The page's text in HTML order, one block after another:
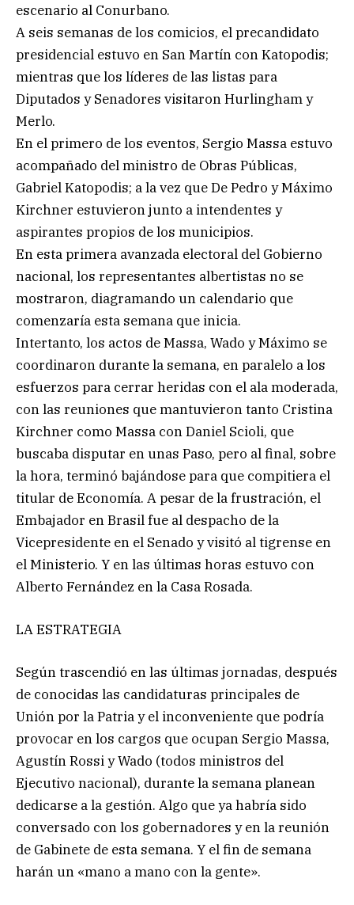
escenario al Conurbano.
A seis semanas de los comicios, el precandidato
presidencial estuvo en San Martín con Katopodis;
mientras que los líderes de las listas para
Diputados y Senadores visitaron Hurlingham y
Merlo.
En el primero de los eventos, Sergio Massa estuvo
acompañado del ministro de Obras Públicas,
Gabriel Katopodis; a la vez que De Pedro y Máximo
Kirchner estuvieron junto a intendentes y
aspirantes propios de los municipios.
En esta primera avanzada electoral del Gobierno
nacional, los representantes albertistas no se
mostraron, diagramando un calendario que
comenzaría esta semana que inicia.
Intertanto, los actos de Massa, Wado y Máximo se
coordinaron durante la semana, en paralelo a los
esfuerzos para cerrar heridas con el ala moderada,
con las reuniones que mantuvieron tanto Cristina
Kirchner como Massa con Daniel Scioli, que
buscaba disputar en unas Paso, pero al final, sobre
la hora, terminó bajándose para que compitiera el
titular de Economía. A pesar de la frustración, el
Embajador en Brasil fue al despacho de la
Vicepresidente en el Senado y visitó al tigrense en
el Ministerio. Y en las últimas horas estuvo con
Alberto Fernández en la Casa Rosada.
LA ESTRATEGIA
Según trascendió en las últimas jornadas, después
de conocidas las candidaturas principales de
Unión por la Patria y el inconveniente que podría
provocar en los cargos que ocupan Sergio Massa,
Agustín Rossi y Wado (todos ministros del
Ejecutivo nacional), durante la semana planean
dedicarse a la gestión. Algo que ya habría sido
conversado con los gobernadores y en la reunión
de Gabinete de esta semana. Y el fin de semana
harán un «mano a mano con la gente».